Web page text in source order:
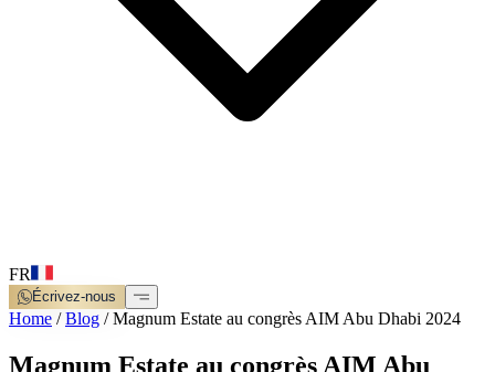
FR
Écrivez-nous
Home /Blog /Magnum Estate au congrès AIM Abu Dhabi 2024
Magnum Estate au congrès AIM Abu